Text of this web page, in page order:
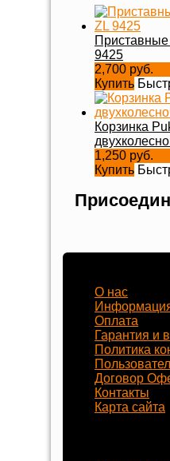
Приставные
9425
2,700 руб.
Купить
Корзинка
1,250 руб.
Купить
Наш магазин
О нас
Оплата
Гарантия и
Политика
Договор
Контакты
Карта сайта